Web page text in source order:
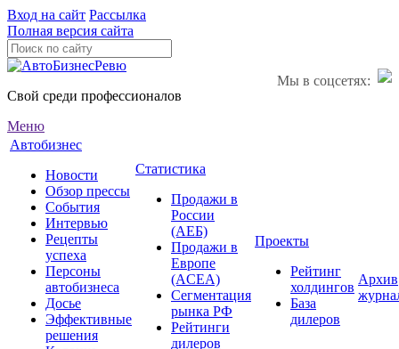
Вход на сайт Рассылка
Полная версия сайта
Мы в соцсетях:
Свой среди профессионалов
Меню
Автобизнес
Новости
Обзор прессы
События
Интервью
Рецепты
успеха
Персоны
автобизнеса
Досье
Эффективные
решения
Статистика
Продажи в
России
(АЕБ)
Продажи в
Европе
(ACEA)
Сегментация
рынка РФ
Рейтинги
дилеров
Проекты
Рейтинг
холдингов
База
дилеров
Архив